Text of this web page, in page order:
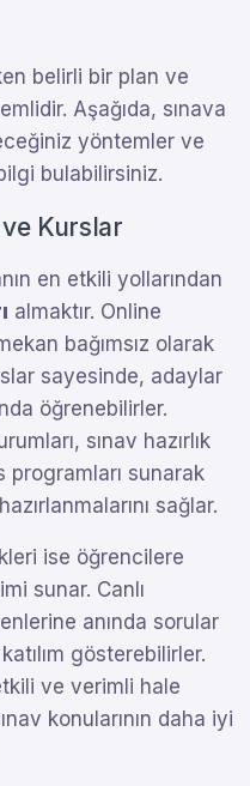
belirli bir plan ve
Aşağıda, sınava
yöntemler ve
bulabilirsiniz.
Kurslar
en etkili yollarından
almaktır. Online
bağımsız olarak
sayesinde, adaylar
öğrenebilirler.
sınav hazırlık
sunarak
sağlar.
ise öğrencilere
sunar. Canlı
anında sorular
gösterebilirler.
ve verimli hale
konularının daha iyi